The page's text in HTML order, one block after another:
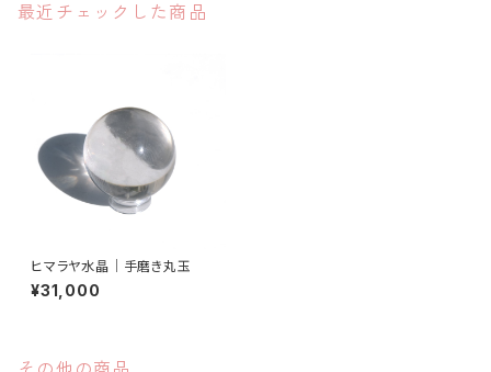
最近チェックした商品
ヒマラヤ水晶｜手磨き丸玉
¥31,000